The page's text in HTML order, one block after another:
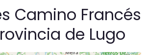
Camino Francés
de Lugo